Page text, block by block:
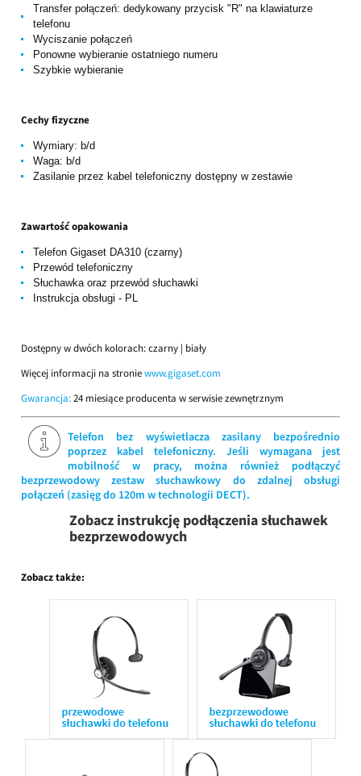
Transfer połączeń: dedykowany przycisk "R" na klawiaturze
telefonu
Wyciszanie połączeń
Ponowne wybieranie ostatniego numeru
Szybkie wybieranie
Cechy fizyczne
Wymiary: b/d
Waga: b/d
Zasilanie przez kabel telefoniczny dostępny w zestawie
Zawartość opakowania
Telefon Gigaset DA310 (czarny)
Przewód telefoniczny
Słuchawka oraz przewód słuchawki
Instrukcja obsługi - PL
Dostępny w dwóch kolorach: czarny | biały
Więcej informacji na stroniewww.gigaset.com
Gwarancja:24 miesiące producenta w serwisie zewnętrznym
Telefon bez wyświetlacza zasilany bezpośrednio
poprzez kabel telefoniczny. Jeśli wymagana jest
mobilność w pracy, można również podłączyć
bezprzewodowy zestaw słuchawkowy do zdalnej obsługi
połączeń (zasięg do 120m w technologii DECT).
Zobacz instrukcję podłączenia słuchawek
bezprzewodowych
Zobacz także: